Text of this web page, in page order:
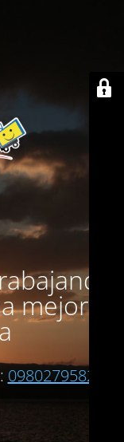
mejor
0980279582